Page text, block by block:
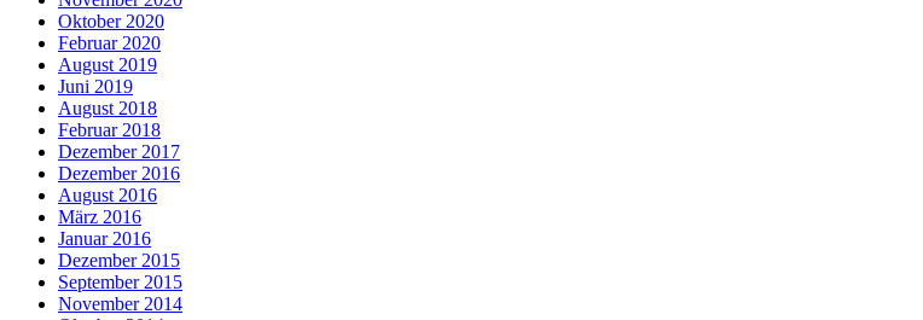
Oktober 2020
Februar 2020
August 2019
Juni 2019
August 2018
Februar 2018
Dezember 2017
Dezember 2016
August 2016
März 2016
Januar 2016
Dezember 2015
September 2015
November 2014